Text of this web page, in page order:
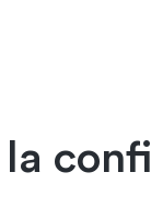
la